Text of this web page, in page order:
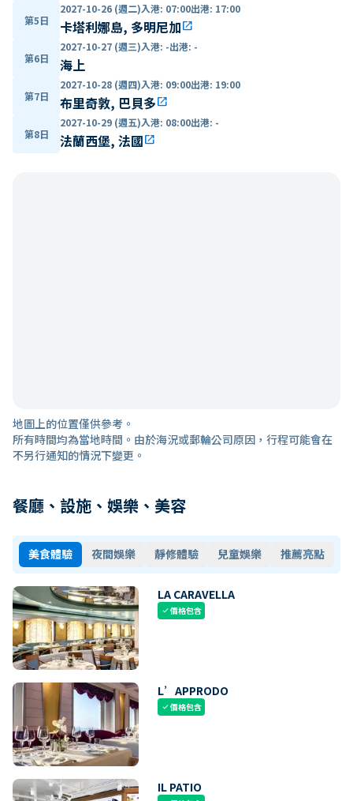
第5日
2027-10-26 (週二)入港: 07:00出港: 17:00
卡塔利娜島, 多明尼加open_in_new
第6日
2027-10-27 (週三)入港: -出港: -
海上
第7日
2027-10-28 (週四)入港: 09:00出港: 19:00
布里奇敦, 巴貝多open_in_new
第8日
2027-10-29 (週五)入港: 08:00出港: -
法蘭西堡, 法國open_in_new
地圖上的位置僅供參考。
所有時間均為當地時間。由於海況或郵輪公司原因，行程可能會在
不另行通知的情況下變更。
餐廳、設施、娛樂、美容
美食體驗 夜間娛樂 靜修體驗 兒童娛樂 推薦亮點
LA CARAVELLA
check價格包含
L’APPRODO
check價格包含
IL PATIO